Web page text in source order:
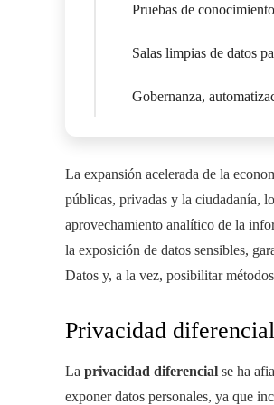
Pruebas de
Salas limpias de datos
Gobernanza,
La expansión acelerada de la
públicas, privadas y la ciudadanía,
aprovechamiento analítico de la
la exposición de datos sensibles,
Datos y, a la vez, posibilitar
Privacidad
La privacidad diferencial se ha
exponer datos personales, ya que